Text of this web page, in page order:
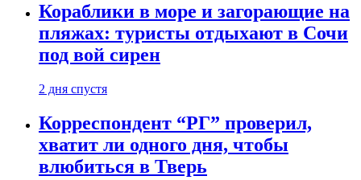
Кораблики в море и загорающие на
пляжах: туристы отдыхают в Сочи
под вой сирен
2 дня спустя
Корреспондент “РГ” проверил,
хватит ли одного дня, чтобы
влюбиться в Тверь